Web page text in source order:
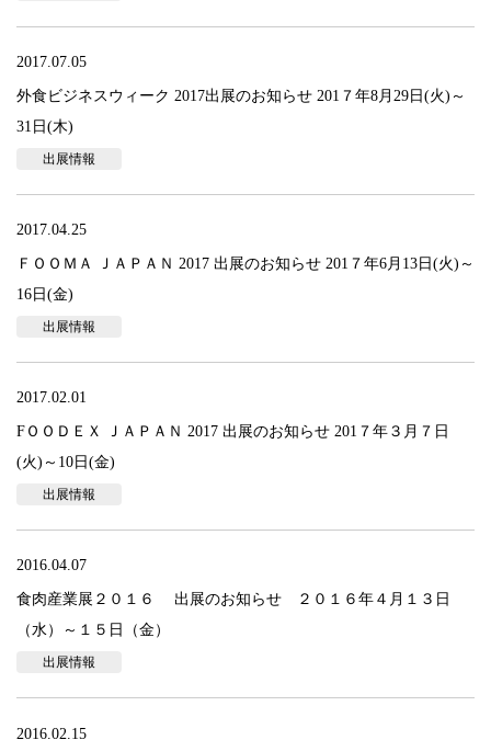
2017.07.05
外食ビジネスウィーク 2017出展のお知らせ 201７年8月29日(火)～
31日(木)
出展情報
2017.04.25
ＦＯＯＭＡ ＪＡＰＡＮ 2017 出展のお知らせ 201７年6月13日(火)～
16日(金)
出展情報
2017.02.01
FＯＯＤＥＸ ＪＡＰＡＮ 2017 出展のお知らせ 201７年３月７日
(火)～10日(金)
出展情報
2016.04.07
食肉産業展２０１６ 出展のお知らせ ２０１６年４月１３日
（水）～１５日（金）
出展情報
2016.02.15